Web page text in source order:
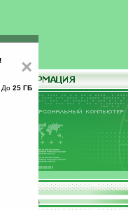
25
×
До 25 ГБ